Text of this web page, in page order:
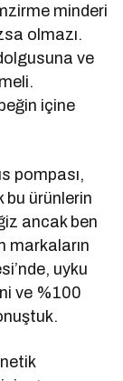
minderi
olmazı.
ve
içine
pompası,
bu ürünlerin
ancak ben
markaların
uyku
ve %100